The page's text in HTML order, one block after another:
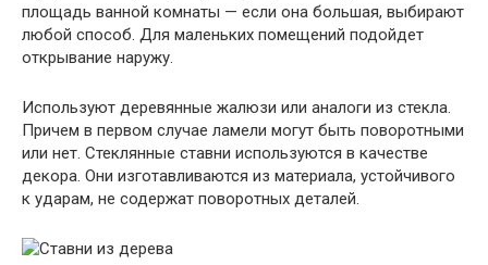
площадь ванной комнаты — если она большая, выбирают
любой способ. Для маленьких помещений подойдет
открывание наружу.
Используют деревянные жалюзи или аналоги из стекла.
Причем в первом случае ламели могут быть поворотными
или нет. Стеклянные ставни используются в качестве
декора. Они изготавливаются из материала, устойчивого
к ударам, не содержат поворотных деталей.